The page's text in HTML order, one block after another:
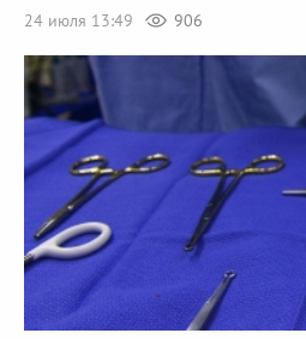
24 июля 13:49
906